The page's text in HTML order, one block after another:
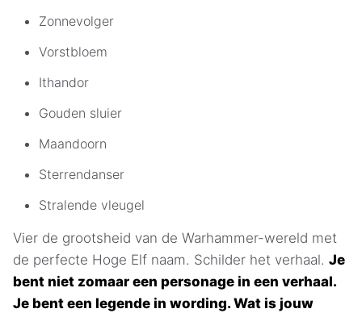
Zonnevolger
Vorstbloem
Ithandor
Gouden sluier
Maandoorn
Sterrendanser
Stralende vleugel
Vier de grootsheid van de Warhammer-wereld met
de perfecte Hoge Elf naam. Schilder het verhaal. Je
bent niet zomaar een personage in een verhaal.
Je bent een legende in wording. Wat is jouw